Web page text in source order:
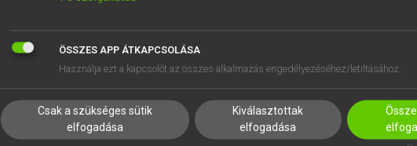
EGYÉNI FELHASZNÁLÓKNAK
TANULÓKNAK
VÁLLALATI MEGOLDÁSOK
SÚGÓ
RÓLUNK
SÜTI BEÁLLÍTÁSOK
ÖSSZES APP ÁTKAPCSOLÁSA
Használja ezt a kapcsolót az összes alkalmazás engedélyezéséhez/letiltásához.
Csak a szükséges sütik
elfogadása
Kiválasztottak
elfogadása